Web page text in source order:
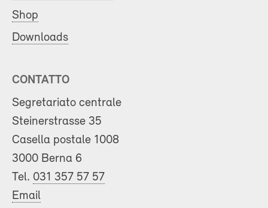
Shop
Downloads
CONTATTO
Segretariato centrale
Steinerstrasse 35
Casella postale 1008
3000 Berna 6
Tel. 031 357 57 57
Email